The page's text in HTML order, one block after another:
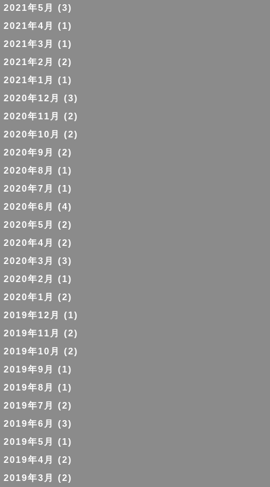
2021年5月
(3)
2021年4月
(1)
2021年3月
(1)
2021年2月
(2)
2021年1月
(1)
2020年12月
(3)
2020年11月
(2)
2020年10月
(2)
2020年9月
(2)
2020年8月
(1)
2020年7月
(1)
2020年6月
(4)
2020年5月
(2)
2020年4月
(2)
2020年3月
(3)
2020年2月
(1)
2020年1月
(2)
2019年12月
(1)
2019年11月
(2)
2019年10月
(2)
2019年9月
(1)
2019年8月
(1)
2019年7月
(2)
2019年6月
(3)
2019年5月
(1)
2019年4月
(2)
2019年3月
(2)